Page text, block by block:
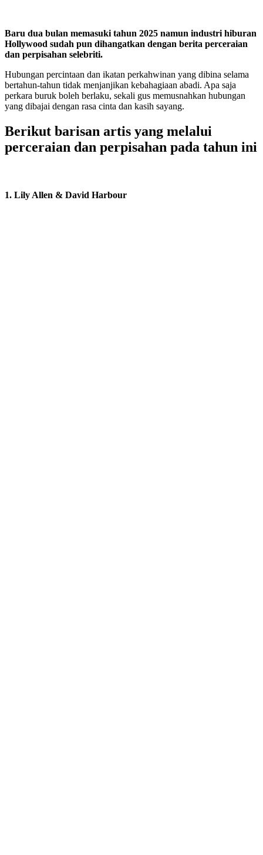
Baru dua bulan memasuki tahun 2025 namun industri hiburan
Hollywood sudah pun dihangatkan dengan berita perceraian
dan perpisahan selebriti.
Hubungan percintaan dan ikatan perkahwinan yang dibina selama
bertahun-tahun tidak menjanjikan kebahagiaan abadi. Apa saja
perkara buruk boleh berlaku, sekali gus memusnahkan hubungan
yang dibajai dengan rasa cinta dan kasih sayang.
Berikut barisan artis yang melalui
perceraian dan perpisahan pada tahun ini
1. Lily Allen & David Harbour